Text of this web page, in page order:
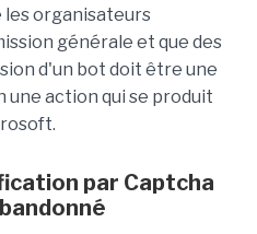
les organisateurs
générale et que des
d'un bot doit être une
une action qui se produit
par Captcha